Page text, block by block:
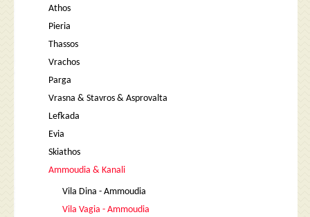
Athos
Pieria
Thassos
Vrachos
Parga
Vrasna & Stavros & Asprovalta
Lefkada
Evia
Skiathos
Ammoudia & Kanali
Vila Dina - Ammoudia
Vila Vagia - Ammoudia